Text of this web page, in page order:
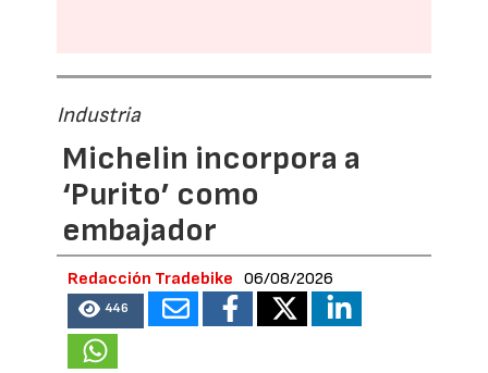
Industria
Michelin incorpora a
‘Purito’ como
embajador
Redacción Tradebike 06/08/2026
446